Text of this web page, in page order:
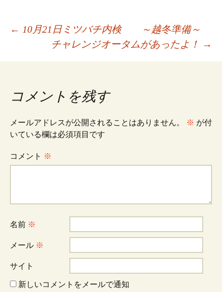
投
稿
ナ
ビ
ゲ
シ
ョ
ン
← 10月21日ミツバチ内検 ～越冬準備～
チャレンジオータムがあったよ！
→
コメントを残す
メールアドレスが公開されることはありません。 ※ が付
いている欄は必須項目です
コメント ※
名前 ※
メール ※
サイト
新しいコメントをメールで通知